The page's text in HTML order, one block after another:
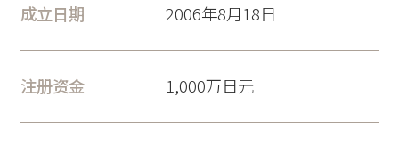
成立日期 2006年8月18日
注册资金 1,000万日元